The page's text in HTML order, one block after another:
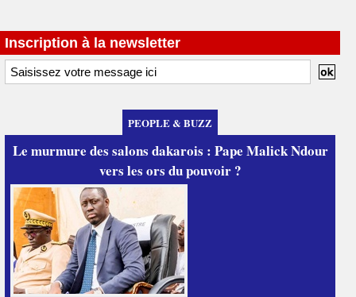
Inscription à la newsletter
PEOPLE & BUZZ
Le murmure des salons dakarois : Pape Malick Ndour
vers les ors du pouvoir ?